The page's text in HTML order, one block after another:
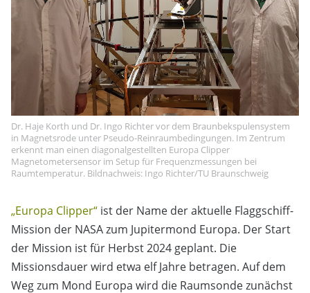
Dr. Haje Korth und Dr. Ingo Richter vor dem Braunbekspulensystem
in Magnetsrode unter Pseudo-Reinraumbedingungen. Im Zentrum
erkennt man einen diagonalgestellten Europa Clipper
Magnetometersensor im Setup für Frequenzmessungen bei
Raumtemperatur. Bildnachweis: Ingo Richter/TU Braunschweig
„Europa Clipper“ ist der Name der aktuelle Flaggschiff-
Mission der NASA zum Jupitermond Europa. Der Start
der Mission ist für Herbst 2024 geplant. Die
Missionsdauer wird etwa elf Jahre betragen. Auf dem
Weg zum Mond Europa wird die Raumsonde zunächst